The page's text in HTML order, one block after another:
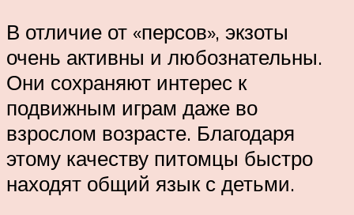
В отличие от «персов», экзоты
очень активны и любознательны.
Они сохраняют интерес к
подвижным играм даже во
взрослом возрасте. Благодаря
этому качеству питомцы быстро
находят общий язык с детьми.